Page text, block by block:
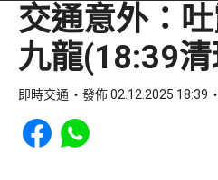
交通意外：
九龍(18:39
即時交通 發佈 02.12.2025 18:39
Share to Facebook
Share to WhatsApp